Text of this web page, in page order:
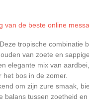
van de beste online
tropische combinatie
van zoete en
elegante mix van
bos in de zomer.
om zijn zure smaak,
balans tussen zoetheid en